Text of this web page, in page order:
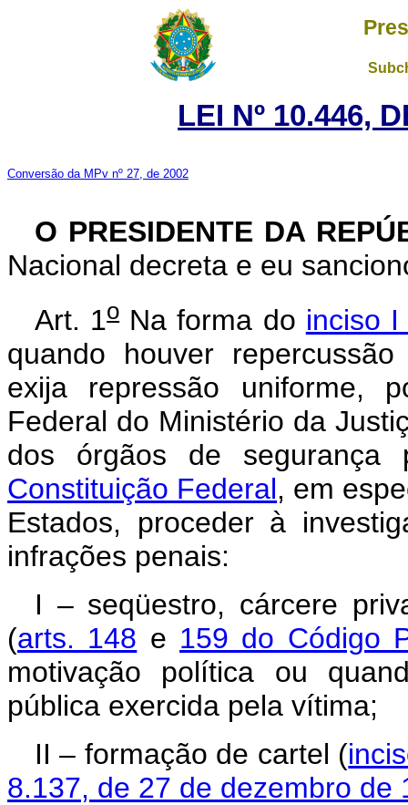
LEI Nº 10.446,
Conversão da MPv nº 27, de 2002
O PRESIDENTE DA
Nacional decreta e eu
Art. 1oNa forma do inciso
quando houver
exija repressão uniforme,
Federal do Ministério da
dos órgãos de
Constituição Federal, em
Estados, proceder à
infrações penais:
I – seqüestro, cárcere
(arts. 148 e 159 do Código
motivação política ou
pública exercida pela vítima;
II – formação de cartel (
8.137, de 27 de dezembro de